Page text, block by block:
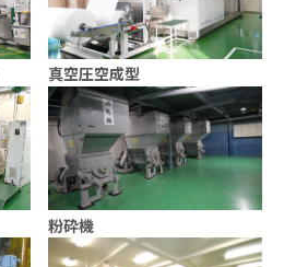
真空圧空成型
粉砕機